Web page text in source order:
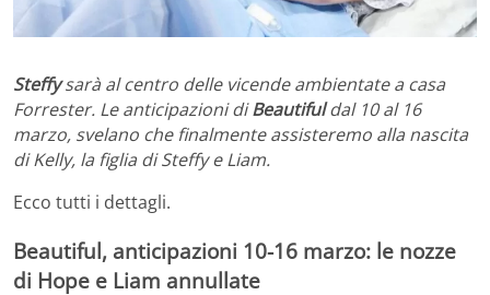
Steffysarà al centro delle vicende ambientate a casa
Forrester. Le anticipazioni diBeautifuldal 10 al 16
marzo, svelano che finalmente assisteremo alla nascita
di Kelly, la figlia di Steffy e Liam.
Ecco tutti i dettagli.
Beautiful, anticipazioni 10-16 marzo: le nozze
di Hope e Liam annullate